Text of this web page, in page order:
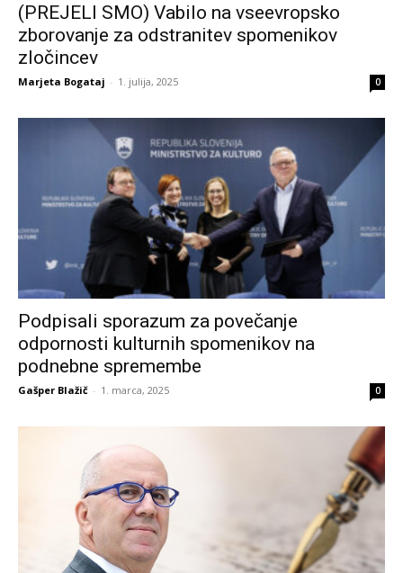
(PREJELI SMO) Vabilo na vseevropsko
zborovanje za odstranitev spomenikov
zločincev
Marjeta Bogataj - 1. julija, 2025 0
Podpisali sporazum za povečanje
odpornosti kulturnih spomenikov na
podnebne spremembe
Gašper Blažič - 1. marca, 2025 0